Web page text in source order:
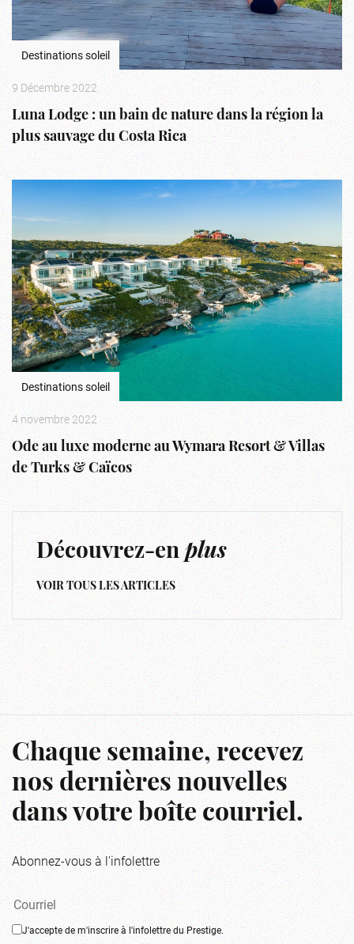
Destinations soleil
9 Décembre 2022
Luna Lodge : un bain de nature dans la région la
plus sauvage du Costa Rica
Destinations soleil
4 novembre 2022
Ode au luxe moderne au Wymara Resort & Villas
de Turks & Caïcos
Découvrez-enplus
VOIR TOUS LES ARTICLES
Chaque semaine, recevez
nos dernières nouvelles
dans votre boîte courriel.
Abonnez-vous à l'infolettre
J'accepte de m'inscrire à l'infolettre du Prestige.